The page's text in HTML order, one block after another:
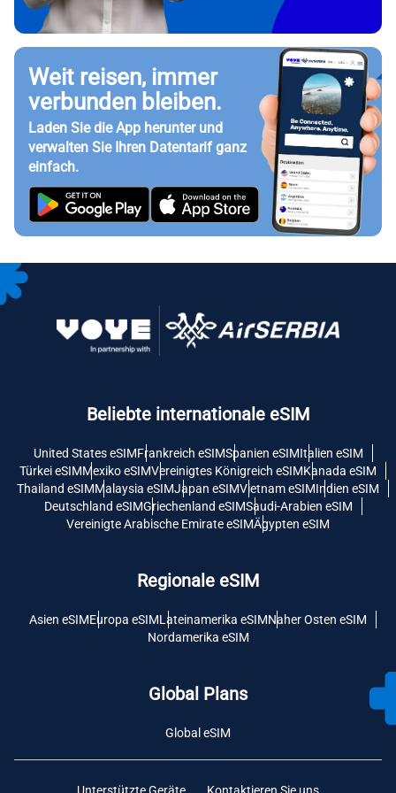
Weit reisen, immer
verbunden bleiben.
Laden Sie die App herunter und
verwalten Sie Ihren Datentarif ganz
einfach.
Beliebte internationale eSIM
United States eSIMFrankreich eSIMSpanien eSIMItalien eSIM
Türkei eSIMMexiko eSIMVereinigtes Königreich eSIMKanada eSIM
Thailand eSIMMalaysia eSIMJapan eSIMVietnam eSIMIndien eSIM
Deutschland eSIMGriechenland eSIMSaudi-Arabien eSIM
Vereinigte Arabische Emirate eSIMÄgypten eSIM
Regionale eSIM
Asien eSIMEuropa eSIMLateinamerika eSIMNaher Osten eSIM
Nordamerika eSIM
Global Plans
Global eSIM
Unterstützte Geräte Kontaktieren Sie uns